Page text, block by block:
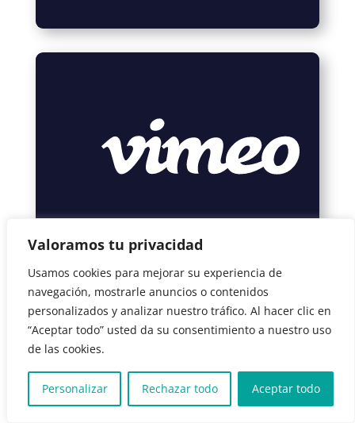
Valoramos tu privacidad
Usamos cookies para mejorar su experiencia de
navegación, mostrarle anuncios o contenidos
personalizados y analizar nuestro tráfico. Al hacer clic en
“Aceptar todo” usted da su consentimiento a nuestro uso
de las cookies.
Personalizar Rechazar todo Aceptar todo